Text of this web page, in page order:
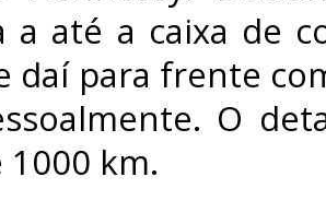
a até a caixa de
daí para frente
O
1000 km.